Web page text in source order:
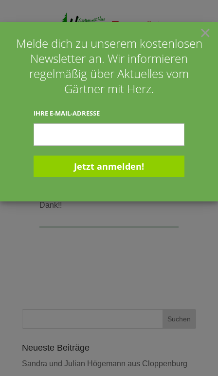
Seite wählen
Tanja Rolfes aus Vechta
12.05.2014
Dank!!
Neueste Beiträge
Sandra und Julian Högemann aus Cloppenburg
×
Melde dich zu unserem kostenlosen
Newsletter an. Wir informieren
regelmäßig über Aktuelles vom
Gärtner mit Herz.
IHRE E-MAIL-ADRESSE